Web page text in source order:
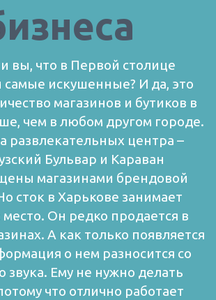
вы, что в Первой столице
самые искушенные? И да, это
магазинов и бутиков в
чем в любом другом городе.
развлекательных центра –
Бульвар и Караван
магазинами брендовой
сток в Харькове занимает
Он редко продается в
А как только появляется
о нем разносится со
звука. Ему не нужно делать
что отлично работает